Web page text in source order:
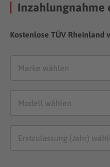
Inzahlungnahme
Kostenlose TÜV